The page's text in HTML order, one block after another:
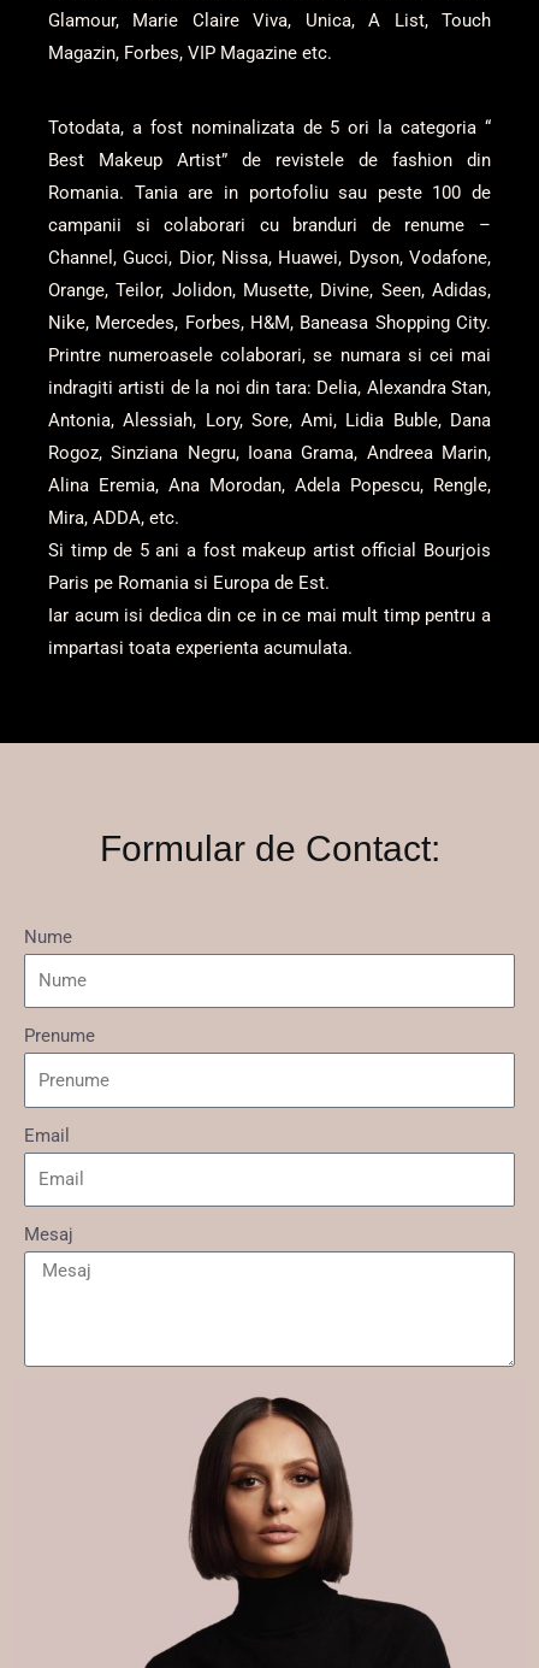
Glamour, Marie ClaireViva, Unica, A List, Touch
Magazin, Forbes, VIP Magazine etc.
Totodata, a fost nominalizata de 5 ori la categoria “
Best Makeup Artist” de revistele de fashion din
Romania. Tania are in portofoliu sau peste 100 de
campanii si colaborari cu branduri de renume –
Channel, Gucci, Dior, Nissa, Huawei, Dyson, Vodafone,
Orange, Teilor, Jolidon, Musette, Divine, Seen, Adidas,
Nike, Mercedes, Forbes, H&M, Baneasa Shopping City.
Printre numeroasele colaborari, se numara si cei mai
indragiti artisti de la noi din tara: Delia, Alexandra Stan,
Antonia, Alessiah, Lory, Sore, Ami, Lidia Buble, Dana
Rogoz, Sinziana Negru, Ioana Grama, Andreea Marin,
Alina Eremia, Ana Morodan, Adela Popescu, Rengle,
Mira, ADDA, etc.
Si timp de 5 ani a fost makeup artist official Bourjois
Paris pe Romania si Europa de Est.
Iar acum isi dedica din ce in ce mai mult timp pentru a
impartasi toata experienta acumulata.
Formular de Contact:
Nume
Prenume
Email
Mesaj
Trimite